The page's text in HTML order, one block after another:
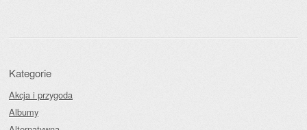
Kategorie
Akcja i przygoda
Albumy